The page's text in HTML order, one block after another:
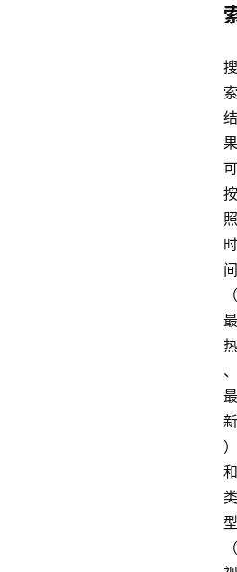
搜
索
结
果
可
按
照
时
间
（
最
热
、
最
新
）
和
类
型
（